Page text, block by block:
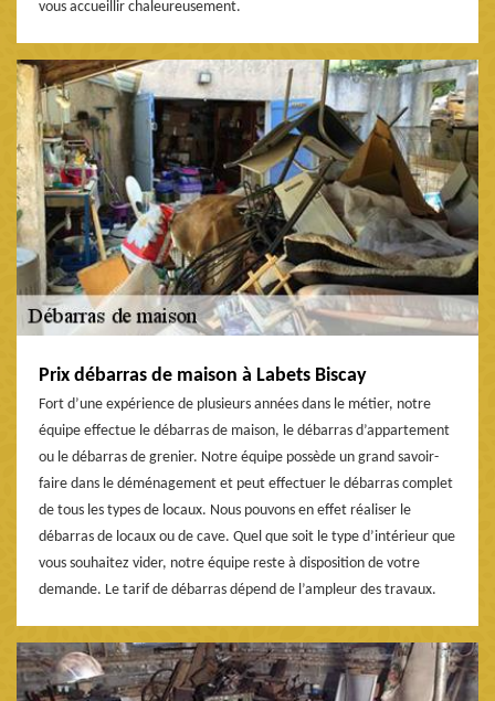
vous accueillir chaleureusement.
Prix débarras de maison à Labets Biscay
Fort d’une expérience de plusieurs années dans le métier, notre
équipe effectue le débarras de maison, le débarras d’appartement
ou le débarras de grenier. Notre équipe possède un grand savoir-
faire dans le déménagement et peut effectuer le débarras complet
de tous les types de locaux. Nous pouvons en effet réaliser le
débarras de locaux ou de cave. Quel que soit le type d’intérieur que
vous souhaitez vider, notre équipe reste à disposition de votre
demande. Le tarif de débarras dépend de l’ampleur des travaux.